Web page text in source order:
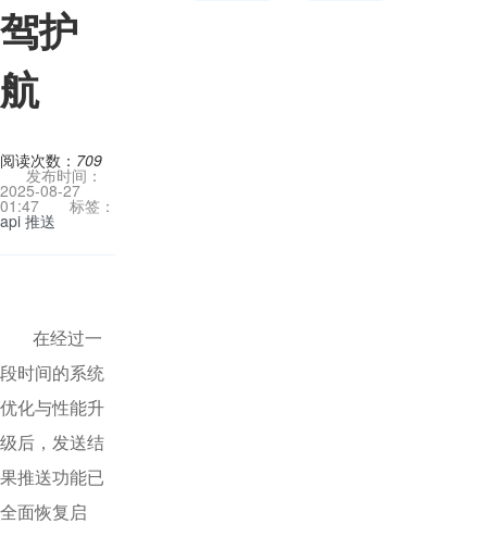
驾护
航
阅读次数： 709
发布时间：
2025-08-27
01:47 标签：
api 推送
在经过一
段时间的系统
优化与性能升
级后，发送结
果推送功能已
全面恢复启